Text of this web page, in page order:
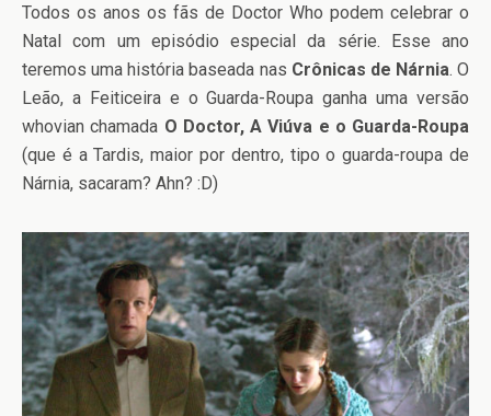
Todos os anos os fãs de Doctor Who podem celebrar o
Natal com um episódio especial da série. Esse ano
teremos uma história baseada nas Crônicas de Nárnia. O
Leão, a Feiticeira e o Guarda-Roupa ganha uma versão
whovian chamada O Doctor, A Viúva e o Guarda-Roupa
(que é a Tardis, maior por dentro, tipo o guarda-roupa de
Nárnia, sacaram? Ahn? :D)